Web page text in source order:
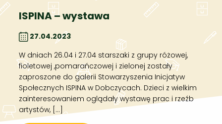
ISPINA – wystawa
27.04.2023
W dniach 26.04 i 27.04 starszaki z grupy różowej,
fioletowej ,pomarańczowej i zielonej zostały
zaproszone do galerii Stowarzyszenia Inicjatyw
Społecznych ISPINA w Dobczycach. Dzieci z wielkim
zainteresowaniem oglądały wystawę prac i rzeźb
artystów, […]